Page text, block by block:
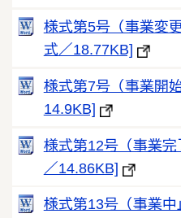
様式第5号（事業変
式／18.77KB]
様式第7号（事業開
14.9KB]
様式第12号（事業
／14.86KB]
様式第13号（事業中